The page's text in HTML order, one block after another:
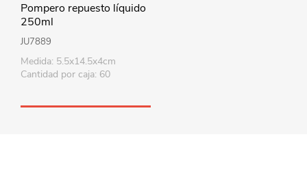
Pompero repuesto líquido
250ml
JU7889
Medida: 5.5x14.5x4cm
Cantidad por caja: 60